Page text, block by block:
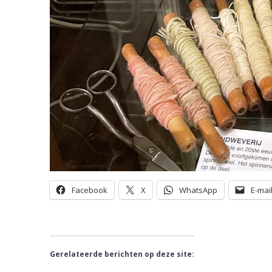
Facebook X WhatsApp E-
Gerelateerde berichten op deze site: